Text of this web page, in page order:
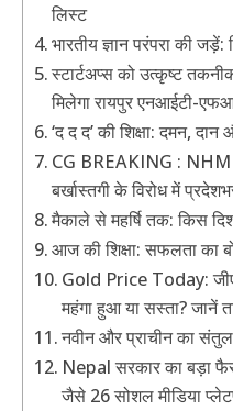
लिस्ट
भारतीय ज्ञान परंपरा की जड़ें:
स्टार्टअप्स को उत्कृष्ट
मिलेगा रायपुर एनआईटी-
‘द द द’ की शिक्षा: दमन, दान
CG BREAKING : NHM
बर्खास्तगी के विरोध में
मैकाले से महर्षि तक: किस
आज की शिक्षा: सफलता का
Gold Price Today:
महंगा हुआ या सस्ता? जानें
नवीन और प्राचीन का
Nepal सरकार का बड़ा
जैसे 26 सोशल मीडिया